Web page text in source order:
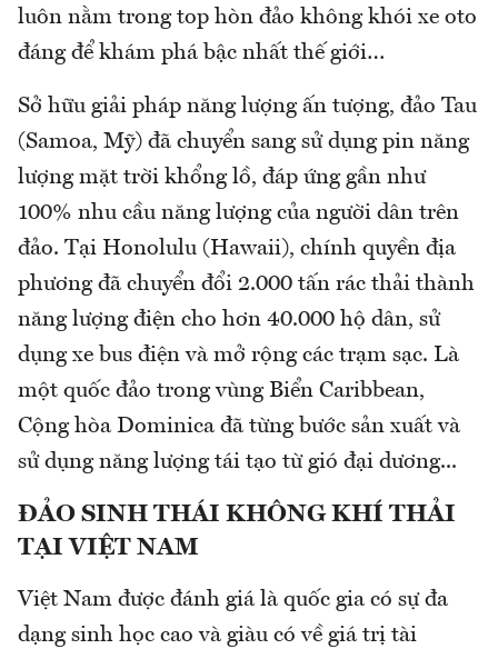
luôn nằm trong top hòn đảo không khói xe oto
đáng để khám phá bậc nhất thế giới…
Sở hữu giải pháp năng lượng ấn tượng, đảo Tau
(Samoa, Mỹ) đã chuyển sang sử dụng pin năng
lượng mặt trời khổng lồ, đáp ứng gần như
100% nhu cầu năng lượng của người dân trên
đảo. Tại Honolulu (Hawaii), chính quyền địa
phương đã chuyển đổi 2.000 tấn rác thải thành
năng lượng điện cho hơn 40.000 hộ dân, sử
dụng xe bus điện và mở rộng các trạm sạc. Là
một quốc đảo trong vùng Biển Caribbean,
Cộng hòa Dominica đã từng bước sản xuất và
sử dụng năng lượng tái tạo từ gió đại dương...
ĐẢO SINH THÁI KHÔNG KHÍ THẢI
TẠI VIỆT NAM
Việt Nam được đánh giá là quốc gia có sự đa
dạng sinh học cao và giàu có về giá trị tài